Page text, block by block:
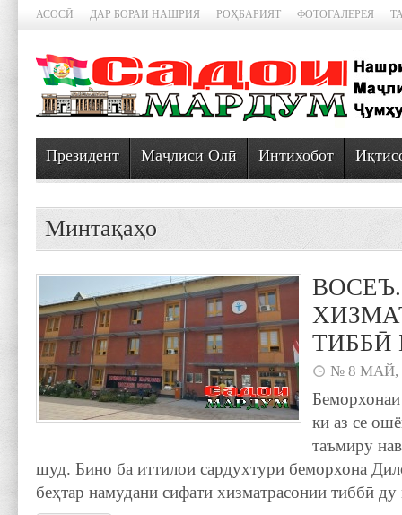
АСОСӢ ДАР БОРАИ НАШРИЯ РОҲБАРИЯТ ФОТОГАЛЕРЕЯ
Президент Маҷлиси Олӣ Интихобот
Минтақаҳо
ВОСЕЪ.
ТИББӢ
№ 8 МАЙ,
ки аз се
таъмиру
шуд. Бино ба иттилои сардухтури беморхона
беҳтар намудани сифати хизматрасонии тиббӣ